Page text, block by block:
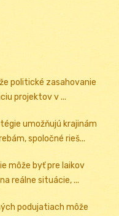
politické zasahovanie
projektov v ...
umožňujú krajinám
spoločné rieš...
môže byť pre laikov
reálne situácie, ...
podujatiach môže